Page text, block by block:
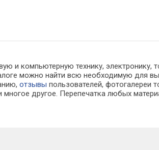
и компьютерную технику,
можно найти всю необходимую для
отзывы пользователей, фотогалереи
многое другое. Перепечатка любых